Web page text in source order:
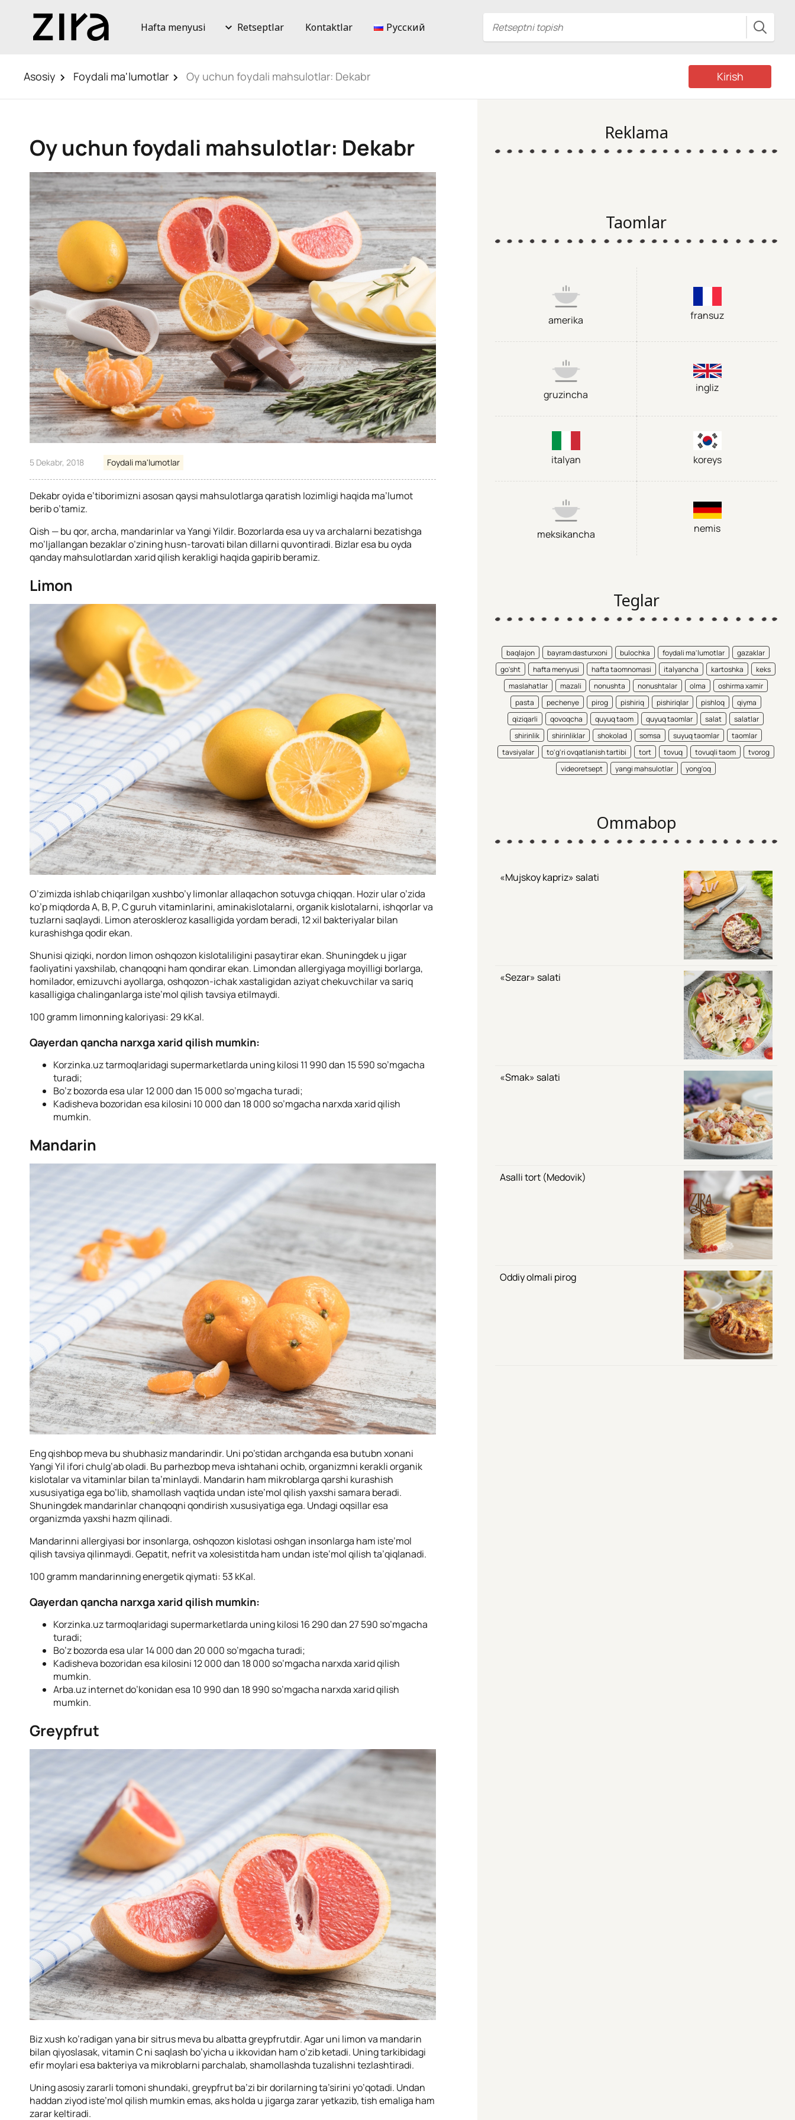
Hafta menyusi Retseptlar Kontaktlar Русский
Asosiy Foydali ma'lumotlar Oy uchun foydali mahsulotlar: Dekabr Kirish
Oy uchun foydali mahsulotlar: Dekabr
5 Dekabr, 2018 Foydali ma'lumotlar
Dekabr oyida e’tiborimizni asosan qaysi mahsulotlarga qaratish lozimligi haqida ma’lumot
berib o’tamiz.
Qish — bu qor, archa, mandarinlar va Yangi Yildir. Bozorlarda esa uy va archalarni bezatishga
mo’ljallangan bezaklar o’zining husn-tarovati bilan dillarni quvontiradi. Bizlar esa bu oyda
qanday mahsulotlardan xarid qilish kerakligi haqida gapirib beramiz.
Limon
O’zimizda ishlab chiqarilgan xushbo’y limonlar allaqachon sotuvga chiqqan. Hozir ular o’zida
ko’p miqdorda А, В, Р, С guruh vitaminlarini, aminakislotalarni, organik kislotalarni, ishqorlar va
tuzlarni saqlaydi. Limon ateroskleroz kasalligida yordam beradi, 12 xil bakteriyalar bilan
kurashishga qodir ekan.
Shunisi qiziqki, nordon limon oshqozon kislotaliligini pasaytirar ekan. Shuningdek u jigar
faoliyatini yaxshilab, chanqoqni ham qondirar ekan. Limondan allergiyaga moyilligi borlarga,
homilador, emizuvchi ayollarga, oshqozon-ichak xastaligidan aziyat chekuvchilar va sariq
kasalligiga chalinganlarga iste’mol qilish tavsiya etilmaydi.
100 gramm limonning kaloriyasi: 29 kKal.
Qayerdan qancha narxga xarid qilish mumkin:
Korzinka.uz tarmoqlaridagi supermarketlarda uning kilosi 11 990 dan 15 590 so’mgacha
turadi;
Bo’z bozorda esa ular 12 000 dan 15 000 so’mgacha turadi;
Kadisheva bozoridan esa kilosini 10 000 dan 18 000 so’mgacha narxda xarid qilish
mumkin.
Mandarin
Eng qishbop meva bu shubhasiz mandarindir. Uni po’stidan archganda esa butubn xonani
Yangi Yil ifori chulg’ab oladi. Bu parhezbop meva ishtahani ochib, organizmni kerakli organik
kislotalar va vitaminlar bilan ta’minlaydi. Mandarin ham mikroblarga qarshi kurashish
xususiyatiga ega bo’lib, shamollash vaqtida undan iste’mol qilish yaxshi samara beradi.
Shuningdek mandarinlar chanqoqni qondirish xususiyatiga ega. Undagi oqsillar esa
organizmda yaxshi hazm qilinadi.
Mandarinni allergiyasi bor insonlarga, oshqozon kislotasi oshgan insonlarga ham iste’mol
qilish tavsiya qilinmaydi. Gepatit, nefrit va xolesistitda ham undan iste’mol qilish ta’qiqlanadi.
100 gramm mandarinning energetik qiymati: 53 kKal.
Qayerdan qancha narxga xarid qilish mumkin:
Korzinka.uz tarmoqlaridagi supermarketlarda uning kilosi 16 290 dan 27 590 so’mgacha
turadi;
Bo’z bozorda esa ular 14 000 dan 20 000 so’mgacha turadi;
Kadisheva bozoridan esa kilosini 12 000 dan 18 000 so’mgacha narxda xarid qilish
mumkin.
Arba.uz internet do’konidan esa 10 990 dan 18 990 so’mgacha narxda xarid qilish
mumkin.
Greypfrut
Biz xush ko’radigan yana bir sitrus meva bu albatta greypfrutdir. Agar uni limon va mandarin
bilan qiyoslasak, vitamin C ni saqlash bo’yicha u ikkovidan ham o’zib ketadi. Uning tarkibidagi
efir moylari esa bakteriya va mikroblarni parchalab, shamollashda tuzalishni tezlashtiradi.
Uning asosiy zararli tomoni shundaki, greypfrut ba’zi bir dorilarning ta’sirini yo’qotadi. Undan
haddan ziyod iste’mol qilish mumkin emas, aks holda u jigarga zarar yetkazib, tish emaliga ham
zarar keltiradi.
Reklama
Taomlar
amerika fransuz
gruzincha
ingliz
italyan koreys
meksikancha nemis
Teglar
baqlajon bayram dasturxoni bulochka foydali ma'lumotlar
gazaklar
go'sht
hafta menyusi hafta taomnomasi italyancha kartoshka
keks
maslahatlar
mazali nonushta nonushtalar olma
oshirma xamir
pasta
pechenye pirog pishiriq pishiriqlar pishloq
qiyma
qiziqarli
qovoqcha quyuq taom quyuq taomlar salat
salatlar
shirinlik
shirinliklar shokolad somsa suyuq taomlar
taomlar
tavsiyalar
to'g'ri ovqatlanish tartibi tort tovuq tovuqli taom
tvorog
videoretsept
yangi mahsulotlar yong'oq
Ommabop
«Mujskoy kapriz» salati
«Sezar» salati
«Smak» salati
Asalli tort (Medovik)
Oddiy olmali pirog